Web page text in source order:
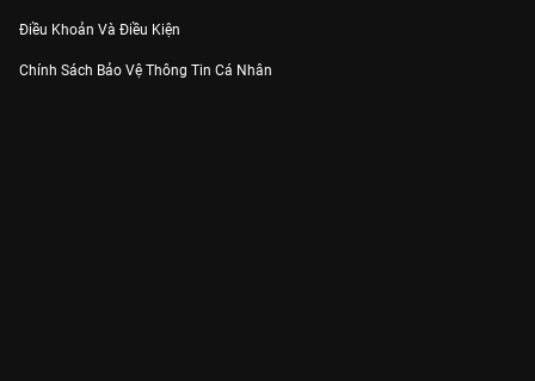
Điều Khoản Và Điều Kiện
Chính Sách Bảo Vệ Thông Tin Cá Nhân